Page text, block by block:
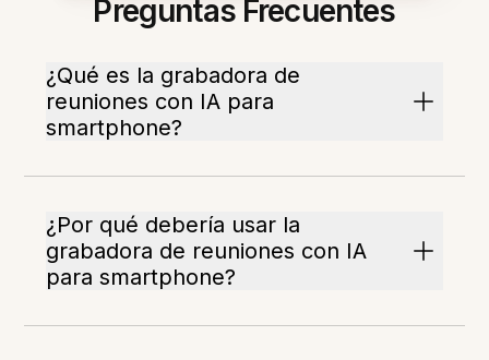
Preguntas Frecuentes
¿Qué es la grabadora de
reuniones con IA para
smartphone?
¿Por qué debería usar la
grabadora de reuniones con IA
para smartphone?